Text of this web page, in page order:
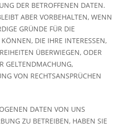
DER BETROFFENEN DATEN.
ABER VORBEHALTEN, WENN
GRÜNDE FÜR DIE
DIE IHRE INTERESSEN,
ÜBERWIEGEN, ODER
GELTENDMACHUNG,
VON RECHTSANSPRÜCHEN
DATEN VON UNS
ZU BETREIBEN, HABEN SIE